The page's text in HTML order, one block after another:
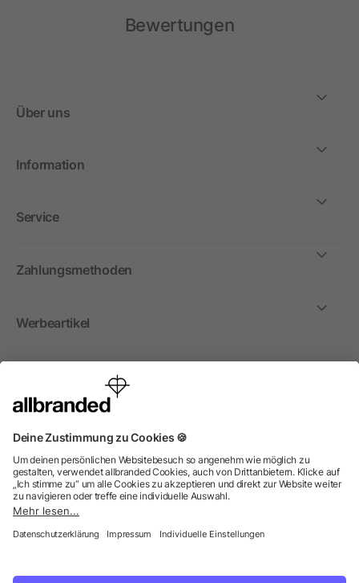
Bewertungen
Über uns
Information
Service
Zahlungsmethoden
Werbeartikel
International
Wir verkaufen Werbeartikel, Werbemittel und
Vereine. Alle Preise zzgl. MwSt.